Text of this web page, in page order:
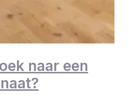
naar een